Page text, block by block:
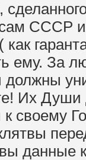
СССР и
как
ему. За
должны
Их
своему
данные